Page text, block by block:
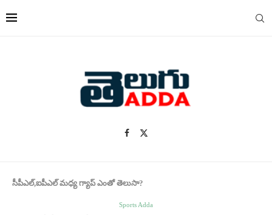
సీపీఎల్,ఐపీఎల్ మధ్య గ్యాప్ ఎంతో తెలుసా?
Sports Adda